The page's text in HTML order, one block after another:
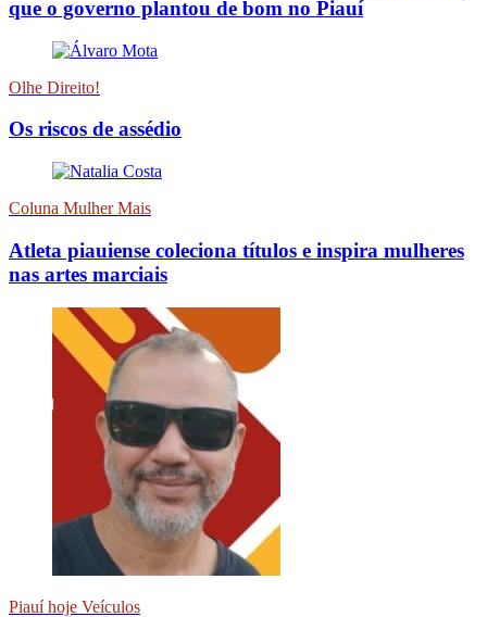
que o governo plantou de bom no Piauí
Olhe Direito!
Os riscos de assédio
Coluna Mulher Mais
Atleta piauiense coleciona títulos e inspira mulheres
nas artes marciais
Piauí hoje Veículos